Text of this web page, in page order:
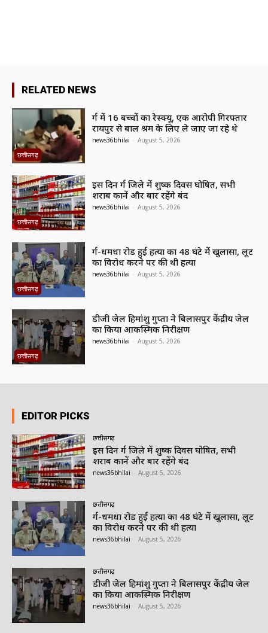
RELATED NEWS
छत्तीसगढ़
दुर्ग में 16 बच्चों का रेस्क्यू, एक आरोपी गिरफ्तार
रायपुर से बाल श्रम के लिए ले जाए जा रहे थे
news36bhilai - August 5, 2026
छत्तीसगढ़
इस दिन दुर्ग जिले में शुष्क दिवस घोषित, सभी
शराब दुकानें और बार रहेंगे बंद
news36bhilai - August 5, 2026
छत्तीसगढ़
दुर्ग-धमधा रोड हुई हत्या का 48 घंटे में खुलासा, लूट
का विरोध करने पर की थी हत्या
news36bhilai - August 5, 2026
छत्तीसगढ़
डीजी जेल हिमांशु गुप्ता ने बिलासपुर केंद्रीय जेल
का किया आकस्मिक निरीक्षण
news36bhilai - August 5, 2026
EDITOR PICKS
छत्तीसगढ़
इस दिन दुर्ग जिले में शुष्क दिवस घोषित, सभी
शराब दुकानें और बार रहेंगे बंद
news36bhilai August 5, 2026
छत्तीसगढ़
दुर्ग-धमधा रोड हुई हत्या का 48 घंटे में खुलासा, लूट
का विरोध करने पर की थी हत्या
news36bhilai August 5, 2026
छत्तीसगढ़
डीजी जेल हिमांशु गुप्ता ने बिलासपुर केंद्रीय जेल
का किया आकस्मिक निरीक्षण
news36bhilai August 5, 2026